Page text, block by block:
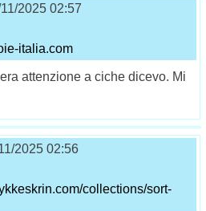
11/2025 02:57
italia.com
attenzione a ciche dicevo. Mi
2025 02:56
collections/sort-